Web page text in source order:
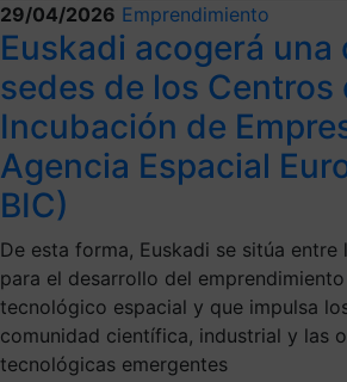
29/04/2026 Emprendimiento
Euskadi acogerá una
sedes de los Centros
Incubación de
Agencia Espacial
BIC)
De esta forma, Euskadi se sitúa
para el desarrollo del
tecnológico espacial y que impulsa
comunidad científica, industrial y las
tecnológicas emergentes